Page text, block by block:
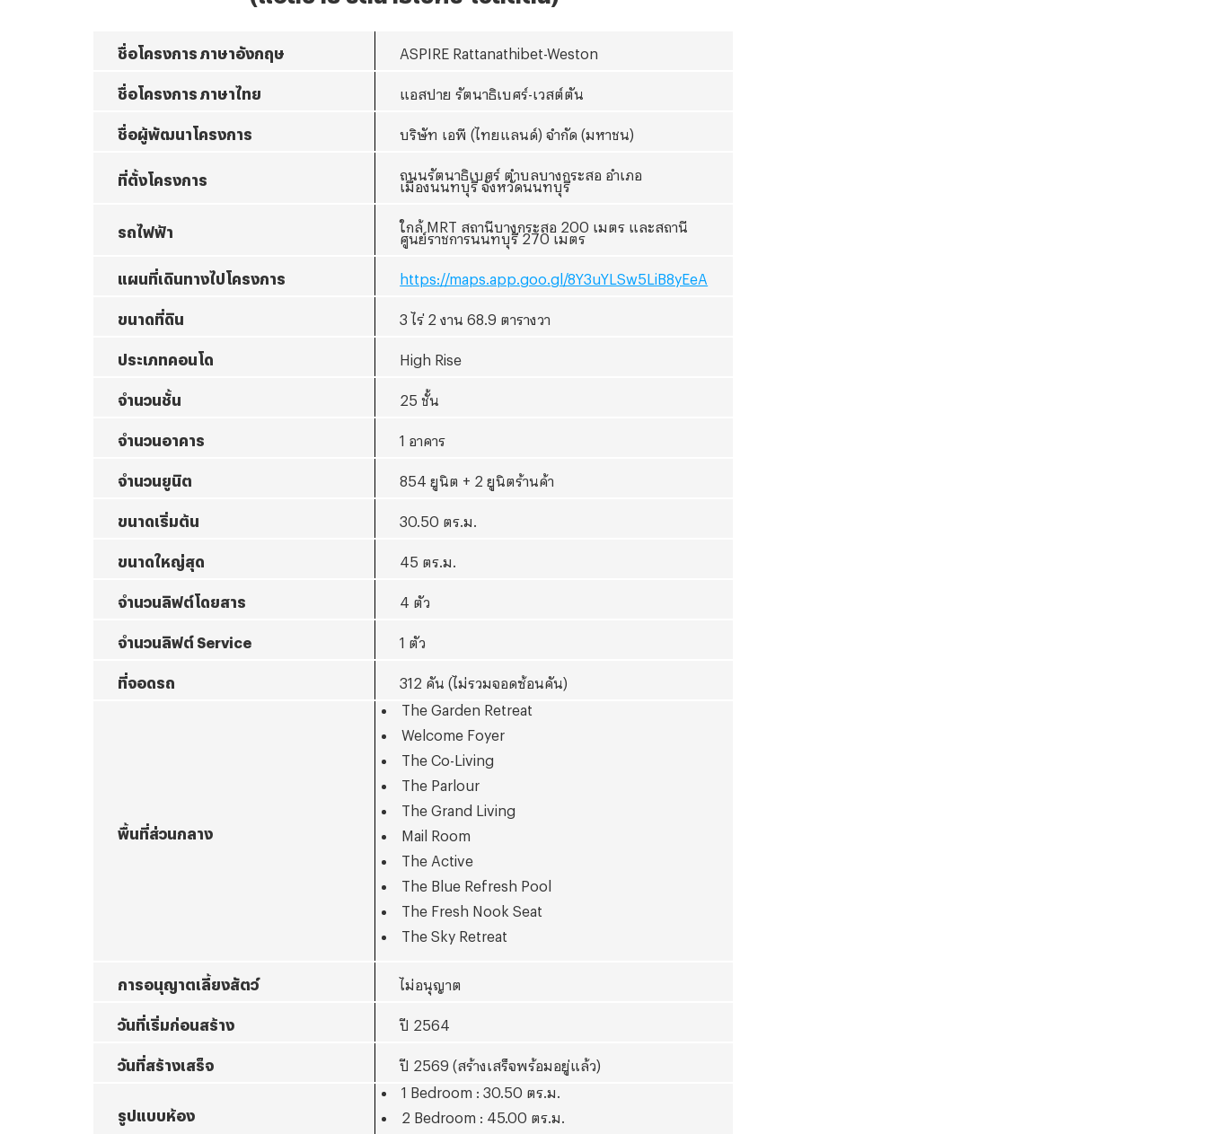
ชื่อโครงการ ภาษาอังกฤษ ASPIRE Rattanathibet-Weston
ชื่อโครงการ ภาษาไทย แอสปาย รัตนาธิเบศร์-เวสต์ตัน
ชื่อผู้พัฒนาโครงการ บริษัท เอพี (ไทยแลนด์) จำกัด (มหาชน)
ที่ตั้งโครงการ
ถนนรัตนาธิเบศร์ ตำบลบางกระสอ อำเภอ
เมืองนนทบุรี จังหวัดนนทบุรี
รถไฟฟ้า ใกล้ MRT สถานีบางกระสอ 200 เมตร และสถานี
ศูนย์ราชการนนทบุรี 270 เมตร
แผนที่เดินทางไปโครงการ https://maps.app.goo.gl/8Y3uYLSw5LiB8yEeA
ขนาดที่ดิน 3 ไร่ 2 งาน 68.9 ตารางวา
ประเภทคอนโด High Rise
จำนวนชั้น 25 ชั้น
จำนวนอาคาร 1 อาคาร
จำนวนยูนิต 854 ยูนิต + 2 ยูนิตร้านค้า
ขนาดเริ่มต้น 30.50 ตร.ม.
ขนาดใหญ่สุด 45 ตร.ม.
จำนวนลิฟต์โดยสาร 4 ตัว
จำนวนลิฟต์ Service 1 ตัว
ที่จอดรถ 312 คัน (ไม่รวมจอดซ้อนคัน)
พื้นที่ส่วนกลาง
The Garden Retreat
Welcome Foyer
The Co-Living
The Parlour
The Grand Living
Mail Room
The Active
The Blue Refresh Pool
The Fresh Nook Seat
The Sky Retreat
การอนุญาตเลี้ยงสัตว์ ไม่อนุญาต
วันที่เริ่มก่อนสร้าง ปี 2564
วันที่สร้างเสร็จ ปี 2569 (สร้างเสร็จพร้อมอยู่แล้ว)
รูปแบบห้อง
1 Bedroom : 30.50 ตร.ม.
2 Bedroom : 45.00 ตร.ม.